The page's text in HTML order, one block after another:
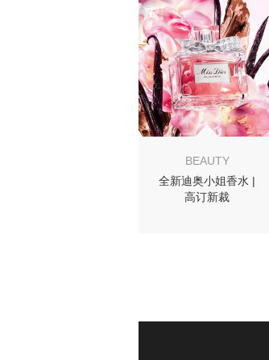
BEAUTY
全新迪奥小姐香水 |
高订新裁